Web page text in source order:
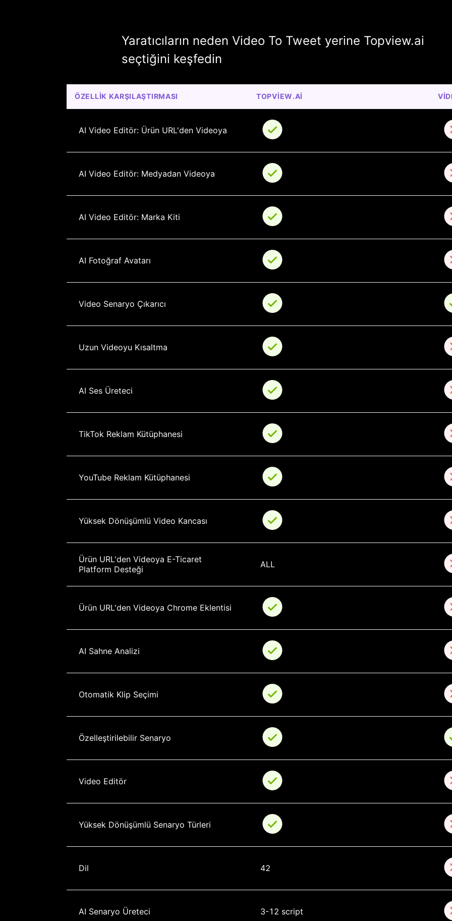
Yaratıcıların neden Video To Tweet yerine Topview.ai
seçtiğini keşfedin
ÖZELLIK KARŞILAŞTIRMASI TOPVIEW.AI
AI Video Editör: Ürün URL'den Videoya
AI Video Editör: Medyadan Videoya
AI Video Editör: Marka Kiti
AI Fotoğraf Avatarı
Video Senaryo Çıkarıcı
Uzun Videoyu Kısaltma
AI Ses Üreteci
TikTok Reklam Kütüphanesi
YouTube Reklam Kütüphanesi
Yüksek Dönüşümlü Video Kancası
Ürün URL'den Videoya E-Ticaret
Platform Desteği
ALL
Ürün URL'den Videoya Chrome Eklentisi
AI Sahne Analizi
Otomatik Klip Seçimi
Özelleştirilebilir Senaryo
Video Editör
Yüksek Dönüşümlü Senaryo Türleri
Dil 42
AI Senaryo Üreteci 3-12 script